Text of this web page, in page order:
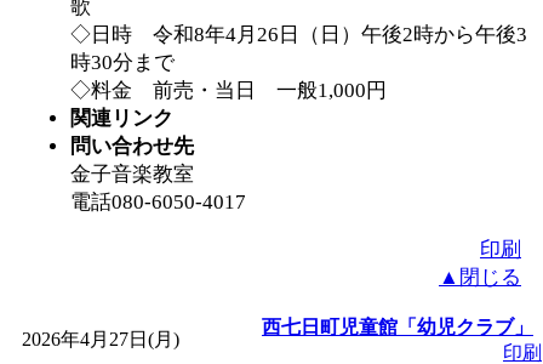
す」 受付期間：～
「みなづる号乗車体
de 健康づくり」
皆鶴姫のこびる塾
～」 受付期間：～
歌
◇日時 令和8年4月26日（日）午後2時から午後3
時30分まで
◇料金 前売・当日 一般1,000円
関連リンク
問い合わせ先
金子音楽教室
電話080-6050-4017
印刷
▲閉じる
2026年4月27日(月)
西七日町児童館「幼児クラブ」
印刷